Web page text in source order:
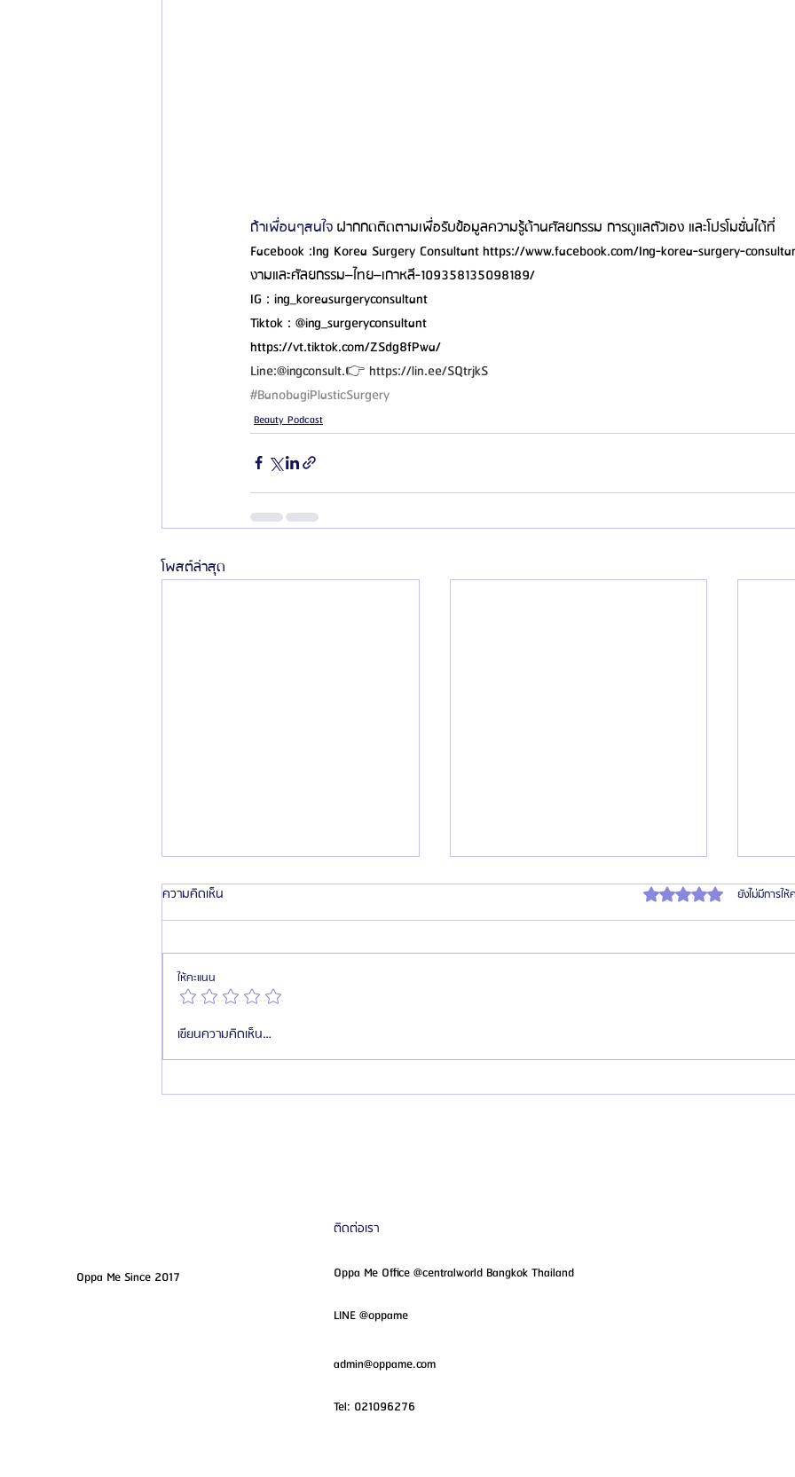
ถ้าเพื่อนๆสนใจ ฝากกดติดตามเพื่อรับข้อมูลความรู้ด้านศัลยกรรม การดูแลตัวเอง และโปรโมชั่นได้ที่
Facebook :Ing Korea Surgery Consultant https://www.facebook.com/Ing-korea-surgery-
งามและศัลยกรรม–ไทย–เกาหลี-109358135098189/
IG : ing_koreasurgeryconsultant
Tiktok : @ing_surgeryconsultant
https://vt.tiktok.com/ZSdg8fPwa/
Line:@ingconsult.👉 https://lin.ee/SQtrjkS
#BanobagiPlasticSurgery
Beauty Podcast
โพสต์ล่าสุด
ทานอาหารเสริมเยอะ ต้องทำ
HemaPure ทุกปีจริงไหม? สิ่งที่คนรัก
ซาน
HemaPure เป็นส่วนหนึ่งของการดูแล
เลือด
ความคิดเห็น ได้รับ 0 เต็ม 5 ดาวยังไม่มีการให้
ให้คะแนน
เขียนความคิดเห็น…
Oppa Me Since 2017
ติดต่อเรา
Oppa Me Office @centralworld Bangkok Thailand
LINE @oppame
admin@oppame.com
Tel: 021096276